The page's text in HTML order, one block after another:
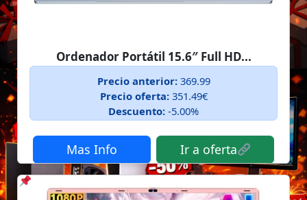
Ordenador Portátil 15.6″ Full HD...
Precio anterior:369.99
Precio oferta:351.49€
Descuento: -5.00%
Mas Info Ir a oferta